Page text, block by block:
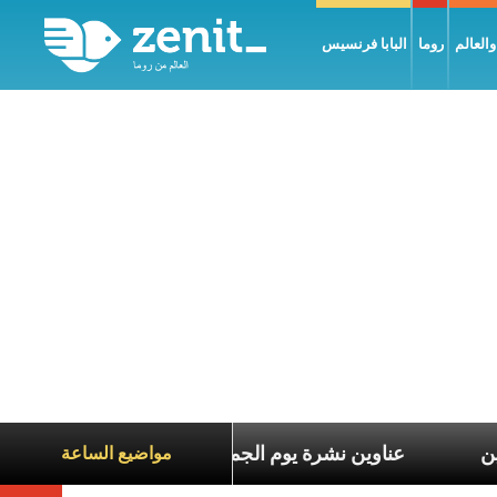
البابا فرنسيس روما
مواضيع الساعة
عناوين نشرة يوم الجمعة 7 آب 2026: السلام يُبنى بصبر يومًا بعد يوم معاناة الآخرين